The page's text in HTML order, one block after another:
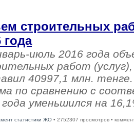
строительных
года
июль 2016 года
работ
40997,1 млн.
по сравнению с
уменьшился на
статистики ЖО • 2752307 просмотров •